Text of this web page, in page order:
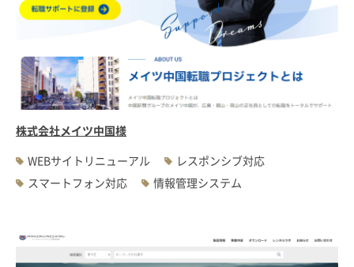
株式会社メイツ中国様
WEBサイトリニューアル
レスポンシブ対応
スマートフォン対応
情報管理システム